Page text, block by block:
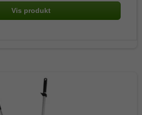
Vis produkt